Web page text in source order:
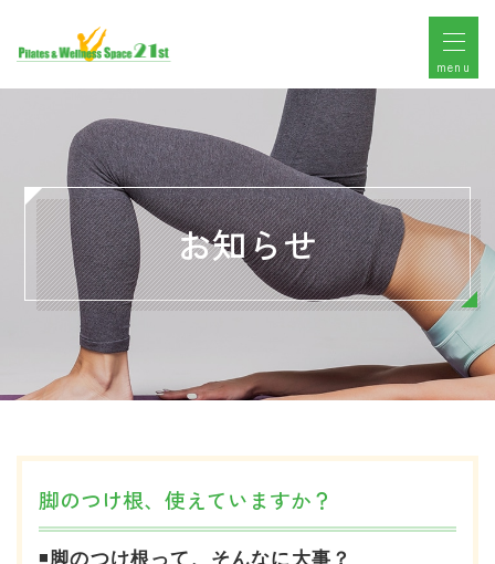
お知らせ
menu
脚のつけ根、使えていますか？
◾️脚のつけ根って、そんなに大事？